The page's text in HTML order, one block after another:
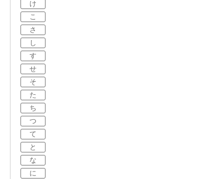
け
こ
さ
し
す
せ
そ
た
ち
つ
て
と
な
に